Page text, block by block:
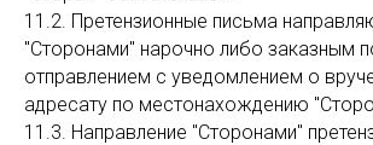
11.2. Претензионные письма
"Сторонами" нарочно либо заказным
отправлением с уведомлением о
адресату по местонахождению
11.3. Направление "Сторонами"